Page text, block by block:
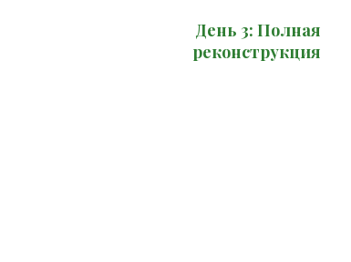
День 3: Полная
реконструкция